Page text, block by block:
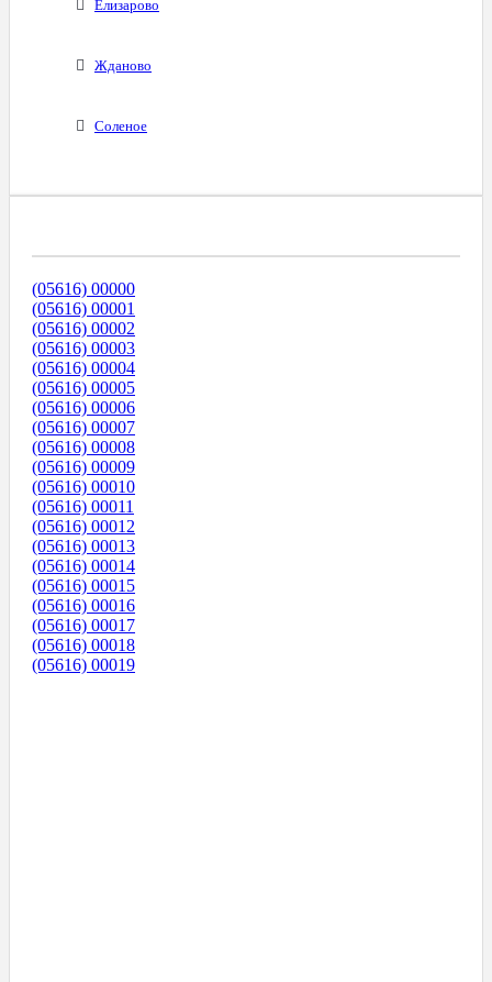
Елизарово
Жданово
Соленое
(05616) 00000
(05616) 00001
(05616) 00002
(05616) 00003
(05616) 00004
(05616) 00005
(05616) 00006
(05616) 00007
(05616) 00008
(05616) 00009
(05616) 00010
(05616) 00011
(05616) 00012
(05616) 00013
(05616) 00014
(05616) 00015
(05616) 00016
(05616) 00017
(05616) 00018
(05616) 00019